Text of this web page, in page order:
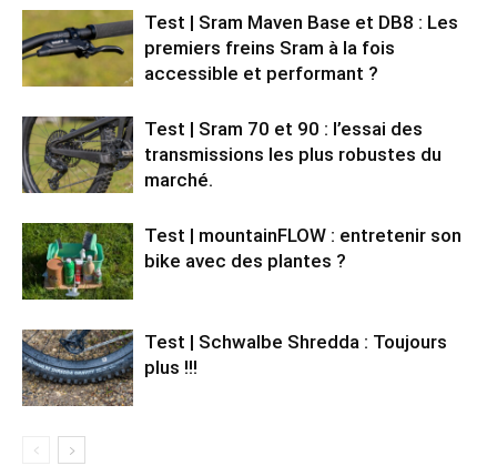
Test | Sram Maven Base et DB8 : Les
premiers freins Sram à la fois
accessible et performant ?
Test | Sram 70 et 90 : l’essai des
transmissions les plus robustes du
marché.
Test | mountainFLOW : entretenir son
bike avec des plantes ?
Test | Schwalbe Shredda : Toujours
plus !!!